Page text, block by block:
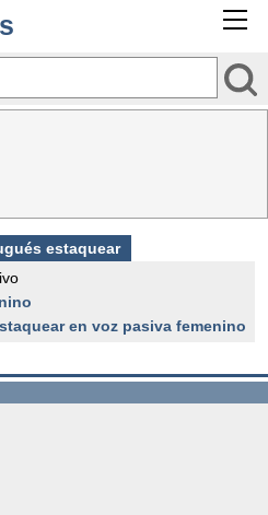
estaquear
en voz pasiva femenino